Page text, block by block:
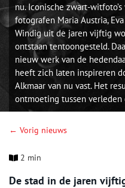
nu. Iconische zwart-
fotografen Maria Austria,
Windig uit de jaren vijftig
ontstaan tentoongesteld.
nieuw werk van de
heeft zich laten inspireren
Alkmaar van nu vast. Het
ontmoeting tussen verleden
← Vorig nieuws
2 min
De stad in de jaren